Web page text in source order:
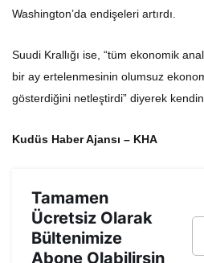
Washington’da endişeleri artırdı.
Suudi Krallığı ise, “tüm ekonomik
bir ay ertelenmesinin olumsuz
gösterdiğini netleştirdi” diyerek
Kudüs Haber Ajansı – KHA
Tamamen
Ücretsiz Olarak
Bültenimize
Abone Olabilirsin